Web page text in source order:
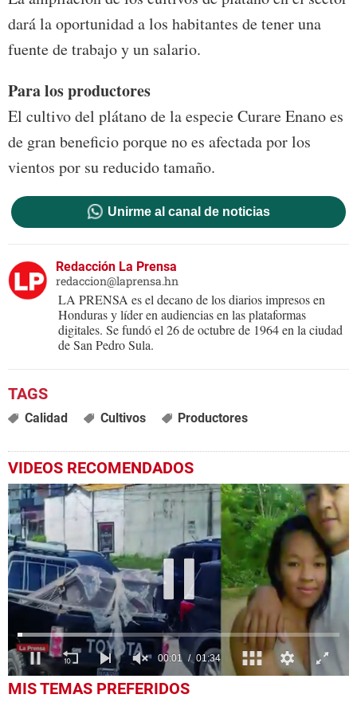
dará la oportunidad a los habitantes de tener una
fuente de trabajo y un salario.
Para los productores
El cultivo del plátano de la especie Curare Enano es
de gran beneficio porque no es afectada por los
vientos por su reducido tamaño.
Unirme al canal de noticias
Redacción La Prensa
redaccion@laprensa.hn
LA PRENSA es el decano de los diarios impresos en
Honduras y líder en audiencias en las plataformas
digitales. Se fundó el 26 de octubre de 1964 en la ciudad
de San Pedro Sula.
Calidad Cultivos Productores
VIDEOS RECOMENDADOS
0
seconds
MIS TEMAS PREFERIDOS